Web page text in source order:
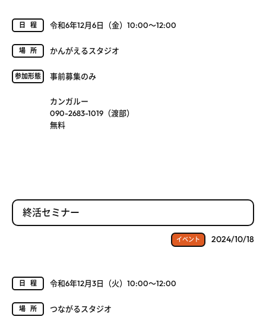
日程 令和6年12月6日（金）10:00～12:00
場所 かんがえるスタジオ
参加形態 事前募集のみ
カンガルー
090-2683-1019（渡部）
無料
終活セミナー
イベント 2024/10/18
日程 令和6年12月3日（火）10:00～12:00
場所 つながるスタジオ